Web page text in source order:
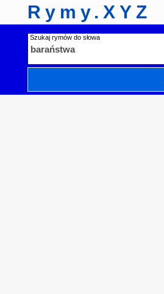
Rymy.XYZ
Szukaj rymów do słowa